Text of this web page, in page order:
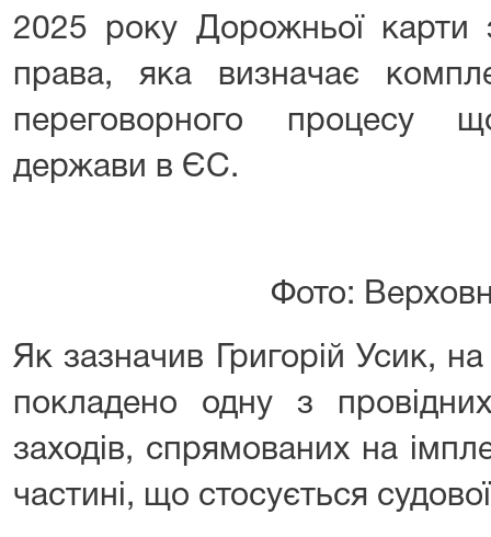
2025 року Дорожньої карти
права, яка визначає
переговорного процесу
держави в ЄС.
Фото:
Як зазначив Григорій Усик,
покладено одну з
заходів, спрямованих на
частині, що стосується